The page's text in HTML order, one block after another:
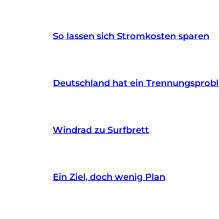
So lassen sich Stromkosten sparen
Deutschland hat ein
Windrad zu Surfbrett
Ein Ziel, doch wenig Plan